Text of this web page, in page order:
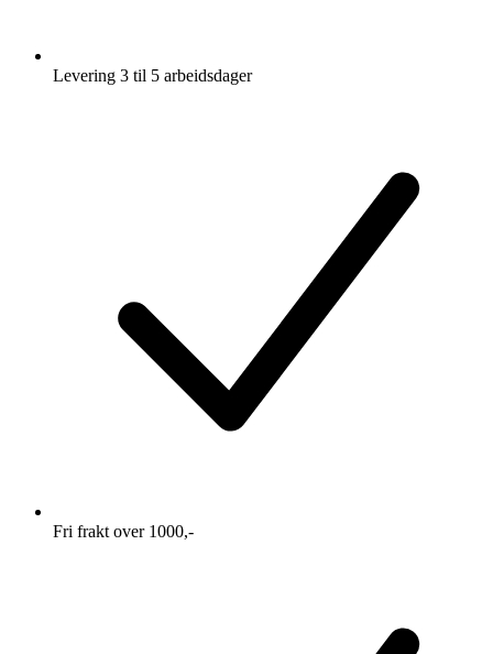
Levering 3 til 5 arbeidsdager
Fri frakt over 1000,-